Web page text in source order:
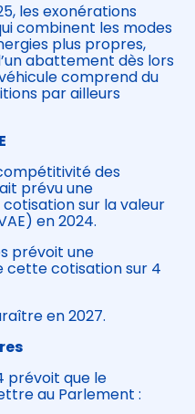
les exonérations
combinent les modes
plus propres,
abattement dès lors
comprend du
par ailleurs
des
prévu une
sur la valeur
en 2024.
prévoit une
cette cotisation sur 4
en 2027.
prévoit que le
au Parlement :